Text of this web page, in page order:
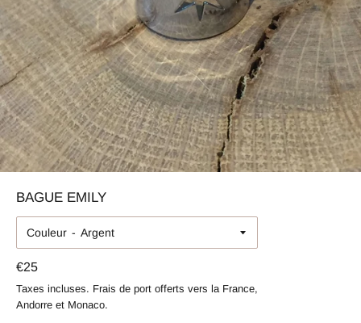
BAGUE EMILY
Couleur
Prix
régulier
€25
Taxes incluses. Frais de port offerts vers la France,
Andorre et Monaco.